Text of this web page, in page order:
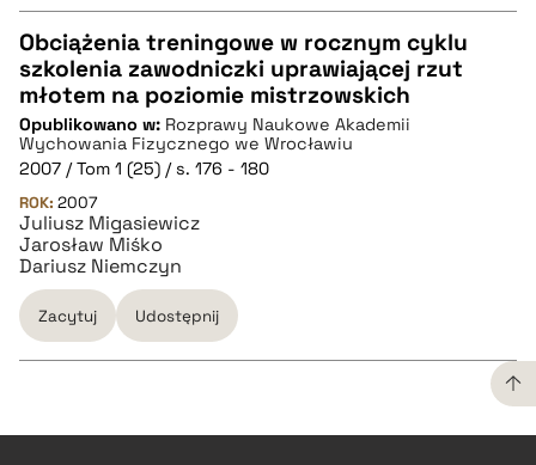
CZYSTY TEKST
pobierz cytat
BIBTEX
pobierz cytat
Obciążenia treningowe w rocznym cyklu
szkolenia zawodniczki uprawiającej rzut
młotem na poziomie mistrzowskich
Opublikowano w: Rozprawy Naukowe Akademii
Wychowania Fizycznego we Wrocławiu
2007 / Tom 1 (25) / s. 176 - 180
ROK: 2007
Juliusz Migasiewicz
Jarosław Miśko
Dariusz Niemczyn
Zacytuj Udostępnij
CZYSTY TEKST